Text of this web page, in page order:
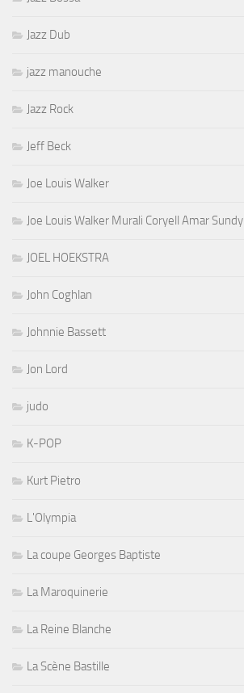
Jazz Dub
jazz manouche
Jazz Rock
Jeff Beck
Joe Louis Walker
Joe Louis Walker Murali Coryell Amar Sundy
JOEL HOEKSTRA
John Coghlan
Johnnie Bassett
Jon Lord
judo
K-POP
Kurt Pietro
L'Olympia
La coupe Georges Baptiste
La Maroquinerie
La Reine Blanche
La Scène Bastille